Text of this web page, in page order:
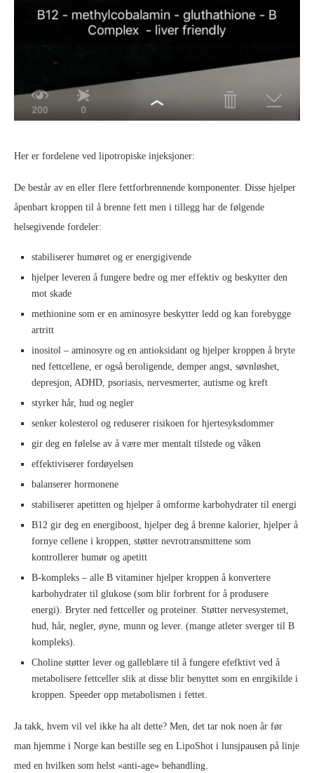
Her er fordelene ved lipotropiske injeksjoner:
De består av en eller flere fettforbrennende komponenter. Disse hjelper
åpenbart kroppen til å brenne fett men i tillegg har de følgende
helsegivende fordeler:
stabiliserer humøret og er energigivende
hjelper leveren å fungere bedre og mer effektiv og beskytter den
mot skade
methionine som er en aminosyre beskytter ledd og kan forebygge
artritt
inositol – aminosyre og en antioksidant og hjelper kroppen å bryte
ned fettcellene, er også beroligende, demper angst, søvnløshet,
depresjon, ADHD, psoriasis, nervesmerter, autisme og kreft
styrker hår, hud og negler
senker kolesterol og reduserer risikoen for hjertesyksdommer
gir deg en følelse av å være mer mentalt tilstede og våken
effektiviserer fordøyelsen
balanserer hormonene
stabiliserer apetitten og hjelper å omforme karbohydrater til energi
B12 gir deg en energiboost, hjelper deg å brenne kalorier, hjelper å
fornye cellene i kroppen, støtter nevrotransmittene som
kontrollerer humør og apetitt
B-kompleks – alle B vitaminer hjelper kroppen å konvertere
karbohydrater til glukose (som blir forbrent for å produsere
energi). Bryter ned fettceller og proteiner. Støtter nervesystemet,
hud, hår, negler, øyne, munn og lever. (mange atleter sverger til B
kompleks).
Choline støtter lever og galleblære til å fungere efefktivt ved å
metabolisere fettceller slik at disse blir benyttet som en enrgikilde i
kroppen. Speeder opp metabolismen i fettet.
Ja takk, hvem vil vel ikke ha alt dette? Men, det tar nok noen år før
man hjemme i Norge kan bestille seg en LipoShot i lunsjpausen på linje
med en hvilken som helst «anti-age» behandling.